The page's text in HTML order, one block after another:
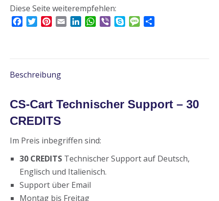
CREDITS
Menge
Diese Seite weiterempfehlen:
Facebook
TwitterPinterest
Email LinkedInWhatsApp
Viber SkypeMessage
Beschreibung
CS-Cart Technischer Support – 30
CREDITS
Im Preis inbegriffen sind:
30 CREDITS Technischer Support auf Deutsch,
Englisch und Italienisch.
Support über Email
Montag bis Freitag